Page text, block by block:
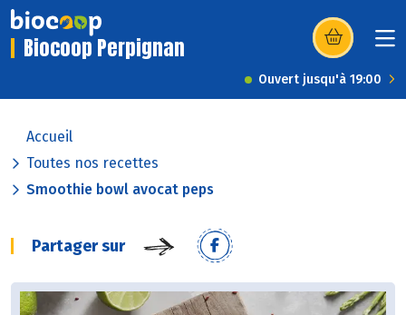
Biocoop Perpignan (s’ouvre dans
Ouvert jusqu'à 19:00
Accueil
Toutes nos recettes
Smoothie bowl avocat peps
Partager sur